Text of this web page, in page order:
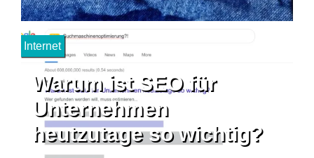
Internet
Warum ist SEO für
Unternehmen
heutzutage so wichtig?